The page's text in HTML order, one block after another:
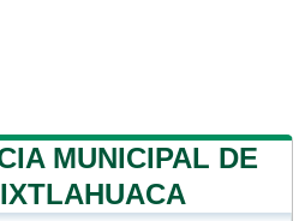
MUNICIPAL DE